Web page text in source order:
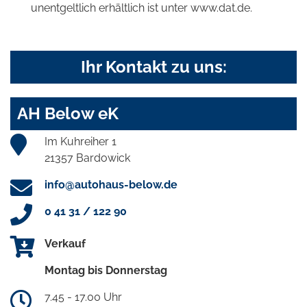
unentgeltlich erhältlich ist unter www.dat.de.
Ihr Kontakt zu uns:
AH Below eK
Im Kuhreiher 1
21357 Bardowick
info@autohaus-below.de
0 41 31 / 122 90
Verkauf
Montag bis Donnerstag
7.45 - 17.00 Uhr